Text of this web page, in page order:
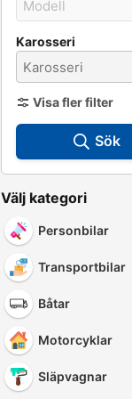
Karosseri
Visa fler filter
Sök
Välj kategori
Personbilar
Transportbilar
Båtar
Motorcyklar
Släpvagnar